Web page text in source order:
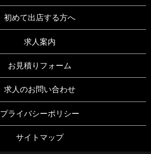
初めて出店する方へ
求人案内
お見積りフォーム
求人のお問い合わせ
プライバシーポリシー
サイトマップ